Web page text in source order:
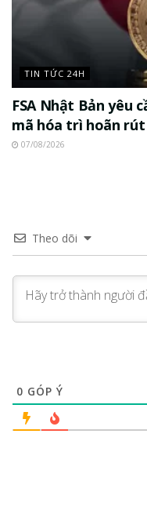
TIN TỨC 24H
FSA Nhật Bản yêu
mã hóa trì hoãn
07/08/2026
Theo dõi
0 GÓP Ý